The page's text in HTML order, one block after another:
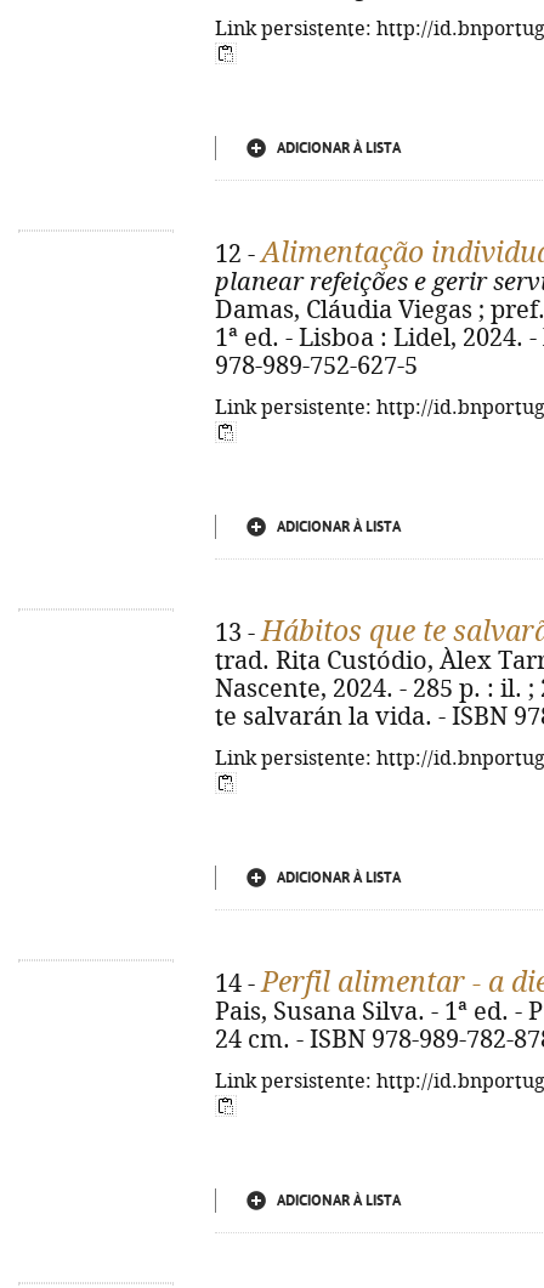
Link persistente: http://
ADICIONAR À LISTA
12 -Alimentação
planear refeições e gerir
Damas, Cláudia Viegas ;
1ª ed. - Lisboa : Lidel, 2024.
978-989-752-627-5
Link persistente: http://
ADICIONAR À LISTA
13 -Hábitos que te
trad. Rita Custódio, Àlex
Nascente, 2024. - 285 p. : il.
te salvarán la vida. - ISBN
Link persistente: http://
ADICIONAR À LISTA
14 -Perfil alimentar - a
Pais, Susana Silva. - 1ª ed. -
24 cm. - ISBN 978-989-782-
Link persistente: http://
ADICIONAR À LISTA